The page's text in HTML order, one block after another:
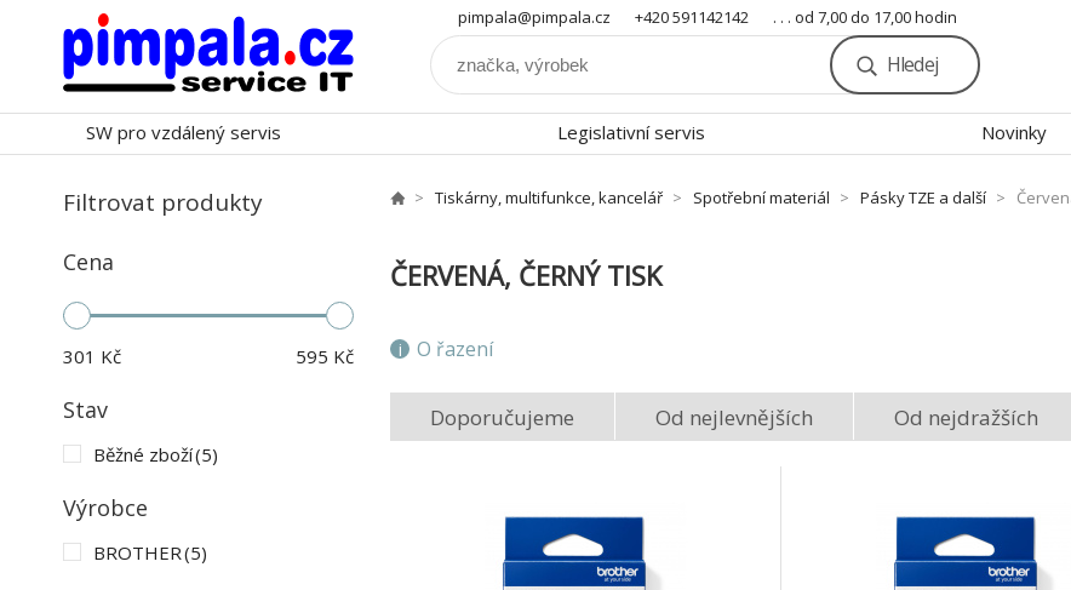
pimpala@pimpala.cz +420 591142142 . . . od 7,00 do 17,00 hodin
Hledej
SW pro vzdálený servis Legislativní servis Novinky
Filtrovat produkty
Cena
301 Kč 595 Kč
Stav
Běžné zboží(5)
Výrobce
BROTHER(5)
Tiskárny, multifunkce, kancelář Spotřební materiál Pásky TZE a další
ČERVENÁ, ČERNÝ TISK
O řazení
Doporučujeme Od nejlevnějších Od nejdražších